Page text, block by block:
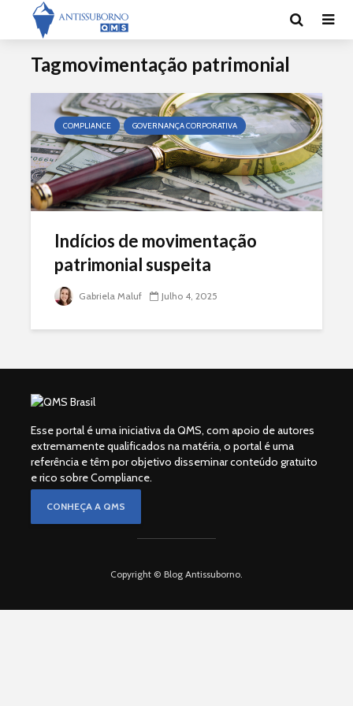
Tagmovimentação patrimonial
COMPLIANCE GOVERNANÇA CORPORATIVA
Indícios de movimentação
patrimonial suspeita
Gabriela Maluf Julho 4, 2025
Esse portal é uma iniciativa da QMS, com apoio de autores
extremamente qualificados na matéria, o portal é uma
referência e têm por objetivo disseminar conteúdo gratuito
e rico sobre Compliance.
CONHEÇA A QMS
Copyright © Blog Antissuborno.